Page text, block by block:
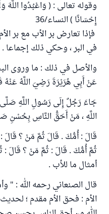
وقوله تعالى : ( وَاعْبُدُوا اللَّهَ
إِحْسَانًا ) النساء/36
فإذا تعارض بر الأب مع بر
في البر ، وحكي ذلك إجماعا .
عَنْ أَبِي هُرَيْرَةَ رَضِيَ اللَّهُ عَنْهُ
جَاءَ رَجُلٌ إِلَى رَسُولِ اللَّهِ
اللَّهِ ، مَنْ أَحَقُّ النَّاسِ بِحُسْنِ
قَالَ : أُمُّكَ . قَالَ ثُمَّ مَنْ ؟
ثُمَّ أُمُّكَ . قَالَ : ثُمَّ مَنْ ؟ قَالَ :
أمثال ما للأب .
قال الصنعاني رحمه الله : "
الأم : فحق الأم مقدم ؛